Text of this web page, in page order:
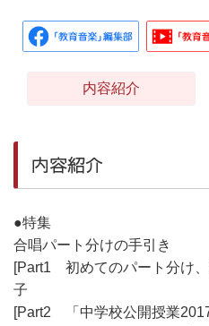
内容紹介
内容紹介
●特集
合唱パート分けの手引き
[Part1 初めてのパート分け
子
[Part2 「中学校公開授業